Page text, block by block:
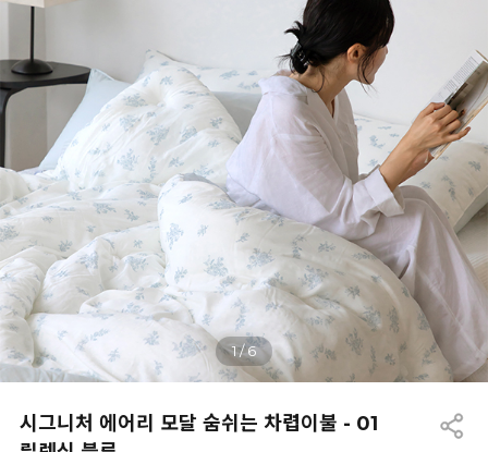
1/6
시그니처 에어리 모달 숨쉬는 차렵이불 - 01